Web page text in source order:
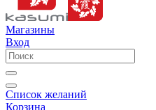
Магазины
Вход
Список желаний
Корзина